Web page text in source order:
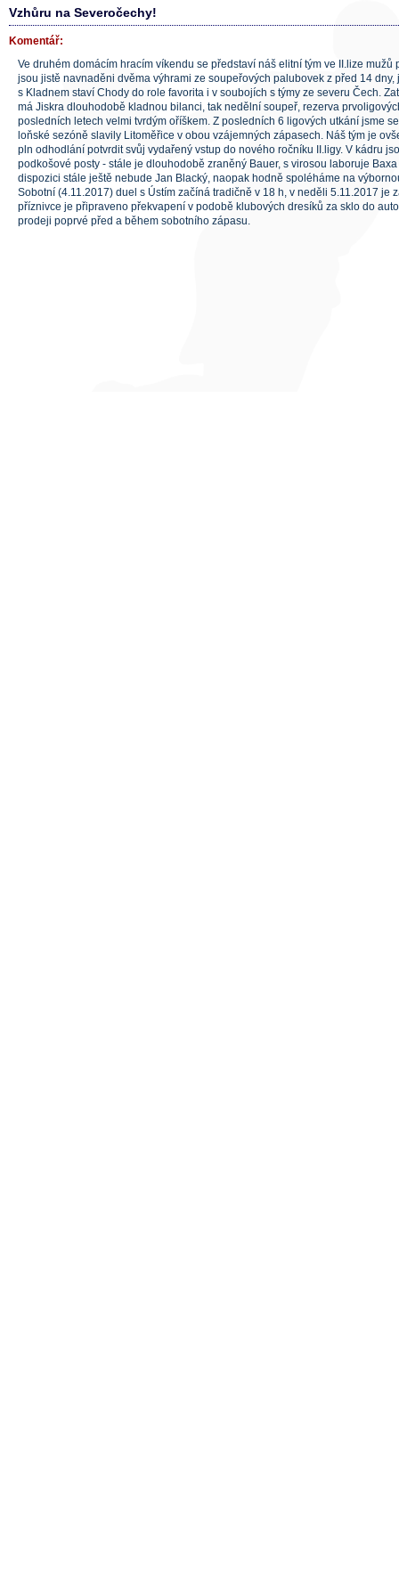
Vzhůru na Severočechy!
Komentář:
Ve druhém domácím hracím víkendu se představí náš elitní tým ve II.lize mužů
jsou jistě navnaděni dvěma výhrami ze soupeřových palubovek z před 14 dny,
s Kladnem staví Chody do role favorita i v soubojích s týmy ze severu Čech.
má Jiskra dlouhodobě kladnou bilanci, tak nedělní soupeř, rezerva
posledních letech velmi tvrdým oříškem. Z posledních 6 ligových utkání jsme
loňské sezóně slavily Litoměřice v obou vzájemných zápasech. Náš tým je
pln odhodlání potvrdit svůj vydařený vstup do nového ročníku II.ligy. V kádru
podkošové posty - stále je dlouhodobě zraněný Bauer, s virosou laboruje
dispozici stále ještě nebude Jan Blacký, naopak hodně spoléháme na
Sobotní (4.11.2017) duel s Ústím začíná tradičně v 18 h, v neděli 5.11.2017 je
příznivce je připraveno překvapení v podobě klubových dresíků za sklo do
prodeji poprvé před a během sobotního zápasu.